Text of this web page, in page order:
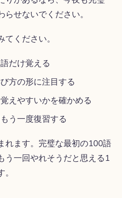
せないでください。
ください。
だけ覚える
方の形に注目する
えやすいかを確かめる
う一度復習する
れます。完璧な最初の100語
う一回やれそうだと思える1